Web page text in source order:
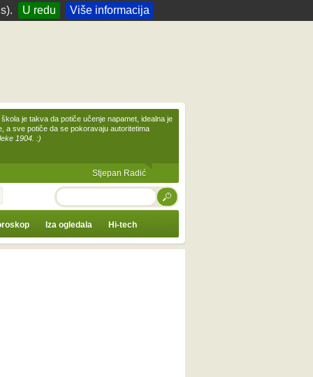
U redu Više informacija
je takva da potiče učenje napamet, idealna je
a sve potiče da se pokoravaju autoritetima
1904. :)
Stjepan Radić
TRAŽI
Iza ogledala Hi-tech